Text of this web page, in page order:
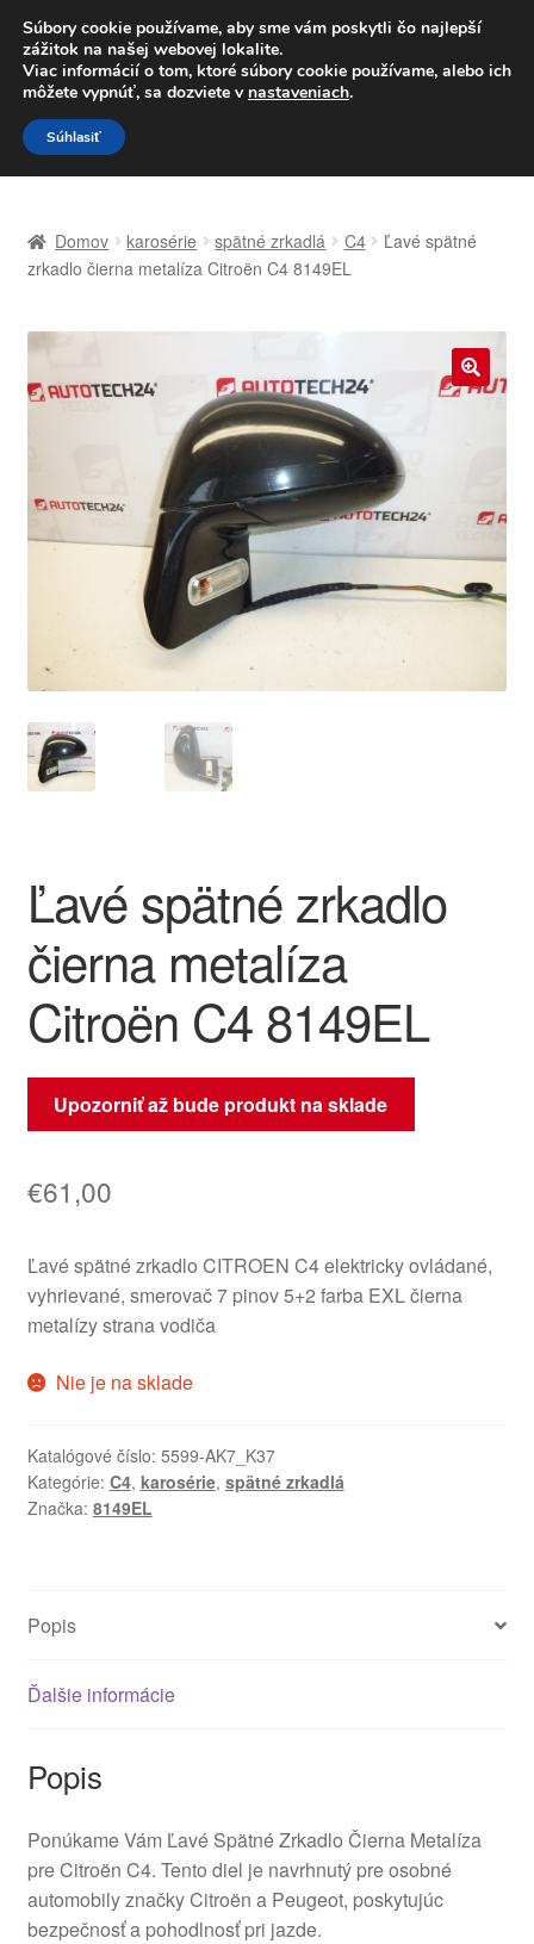
DOPRAVA od 6 EUR
Po–Pi 09:00–16:00 233 221 276
Preskočiť
na
navigáciu
Preskočiť
na
obsah
Celosvetová preprava
Kontakt
Môj účet
Obchodné podmienky
Platby
Reklamace
Reklamačný poriadok
Domov karosérie spätné zrkadlá C4
Ľavé spätné
zrkadlo čierna metalíza Citroën C4 8149EL
🔍
Ľavé spätné zrkadlo
čierna metalíza
Citroën C4 8149EL
Upozorniť až bude produkt na sklade
€61,00
Ľavé spätné zrkadlo CITROEN C4 elektricky ovládané,
vyhrievané, smerovač 7 pinov 5+2 farba EXL čierna
metalízy strana vodiča
Nie je na sklade
Katalógové číslo: 5599-AK7_K37
Kategórie: C4, karosérie, spätné zrkadlá
Značka: 8149EL
Popis
Ďalšie informácie
Popis
Ponúkame Vám Ľavé Spätné Zrkadlo Čierna Metalíza
pre Citroën C4. Tento diel je navrhnutý pre osobné
automobily značky Citroën a Peugeot, poskytujúc
bezpečnosť a pohodlnosť pri jazde.
Súbory cookie používame, aby sme vám poskytli čo najlepší
zážitok na našej webovej lokalite.
Viac informácií o tom, ktoré súbory cookie používame, alebo ich
môžete vypnúť, sa dozviete v nastaveniach.
Súhlasiť